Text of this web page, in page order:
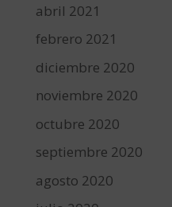
abril 2021
febrero 2021
diciembre 2020
noviembre 2020
octubre 2020
septiembre 2020
agosto 2020